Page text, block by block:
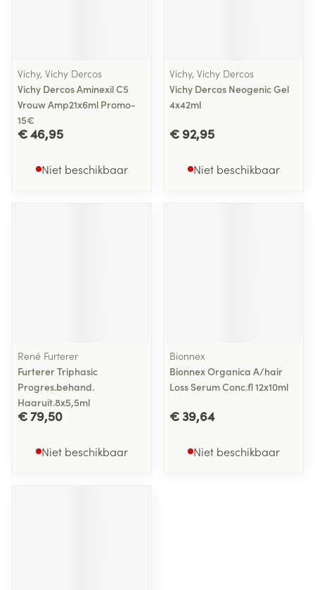
Vichy, Vichy Dercos
Vichy Dercos Aminexil C5
Vrouw Amp21x6ml Promo-
15€
€ 46,95
Niet beschikbaar
Vichy, Vichy Dercos
Vichy Dercos Neogenic Gel
4x42ml
€ 92,95
Niet beschikbaar
René Furterer
Furterer Triphasic
Progres.behand.
Haaruit.8x5,5ml
€ 79,50
Niet beschikbaar
Bionnex
Bionnex Organica A/hair
Loss Serum Conc.fl 12x10ml
€ 39,64
Niet beschikbaar